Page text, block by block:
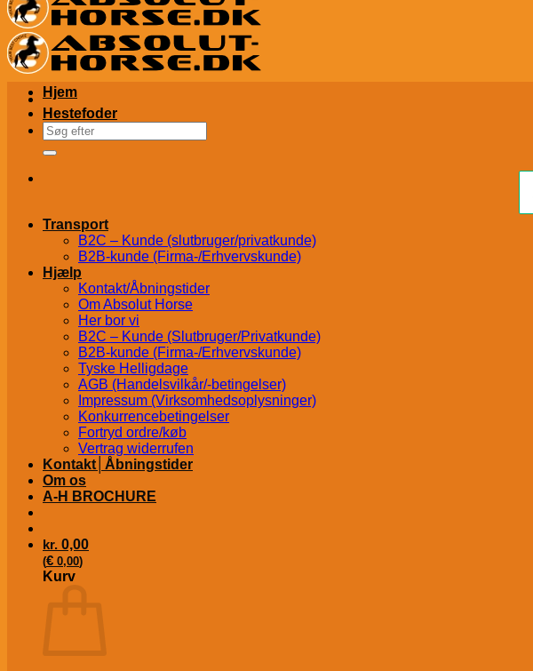
Søg
efter:
Transport
B2C – Kunde (slutbruger/privatkunde)
B2B-kunde (Firma-/Erhvervskunde)
Hjælp
Kontakt/Åbningstider
Om Absolut Horse
Her bor vi
B2C – Kunde (Slutbruger/Privatkunde)
B2B-kunde (Firma-/Erhvervskunde)
Tyske Helligdage
AGB (Handelsvilkår/-betingelser)
Impressum (Virksomhedsoplysninger)
Konkurrencebetingelser
Fortryd ordre/køb
Vertrag widerrufen
Kontakt│Åbningstider
Om os
A-H BROCHURE
kr. 0,00
(€ 0,00)
Kurv
Hjem
Hestefoder